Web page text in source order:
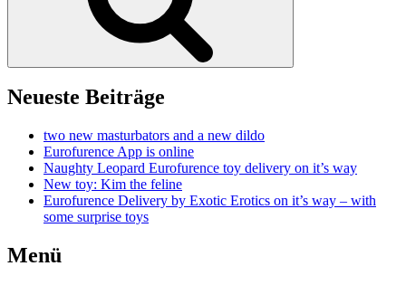
Neueste Beiträge
two new masturbators and a new dildo
Eurofurence App is online
Naughty Leopard Eurofurence toy delivery on it’s way
New toy: Kim the feline
Eurofurence Delivery by Exotic Erotics on it’s way – with
some surprise toys
Menü